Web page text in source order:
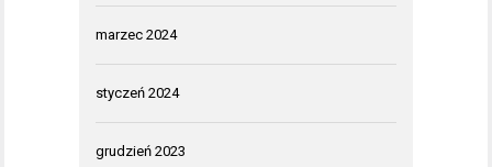
marzec 2024
styczeń 2024
grudzień 2023